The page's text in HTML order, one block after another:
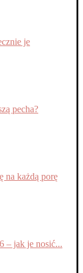
je
pecha?
na każdą porę
– jak je nosić...